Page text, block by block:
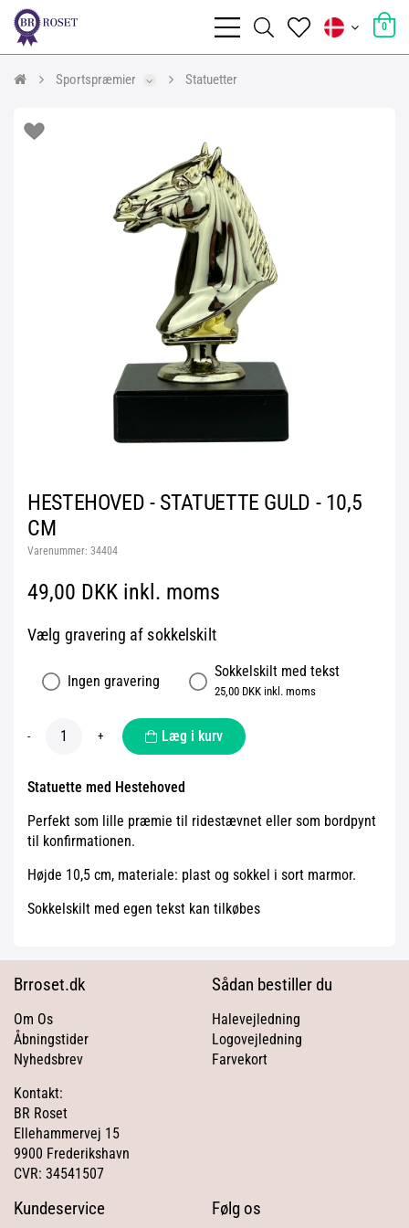
0
Sportspræmier Statuetter
HESTEHOVED - STATUETTE GULD - 10,5
CM
Varenummer: 34404
49,00 DKK inkl. moms
Vælg gravering af sokkelskilt
Ingen gravering
Sokkelskilt med tekst
25,00 DKK inkl. moms
- + Læg i kurv
Statuette med Hestehoved
Perfekt som lille præmie til ridestævnet eller som bordpynt
til konfirmationen.
Højde 10,5 cm, materiale: plast og sokkel i sort marmor.
Sokkelskilt med egen tekst kan tilkøbes
Brroset.dk
Om Os
Åbningstider
Nyhedsbrev
Kontakt:
BR Roset
Ellehammervej 15
9900 Frederikshavn
CVR: 34541507
Sådan bestiller du
Halevejledning
Logovejledning
Farvekort
Kundeservice Følg os